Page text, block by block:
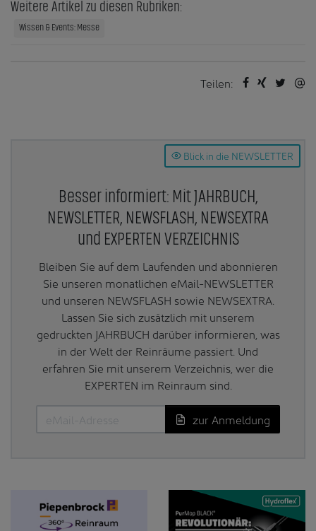
Weitere Artikel zu diesen Rubriken:
Wissen & Events: Messe
Teilen:
Blick in die NEWSLETTER
Besser informiert: Mit JAHRBUCH,
NEWSLETTER, NEWSFLASH, NEWSEXTRA
und EXPERTEN VERZEICHNIS
Bleiben Sie auf dem Laufenden und abonnieren
Sie unseren monatlichen eMail-NEWSLETTER
und unseren NEWSFLASH sowie NEWSEXTRA.
Lassen Sie sich zusätzlich mit unserem
gedruckten JAHRBUCH darüber informieren, was
in der Welt der Reinräume passiert. Und
erfahren Sie mit unserem Verzeichnis, wer die
EXPERTEN im Reinraum sind.
zur Anmeldung